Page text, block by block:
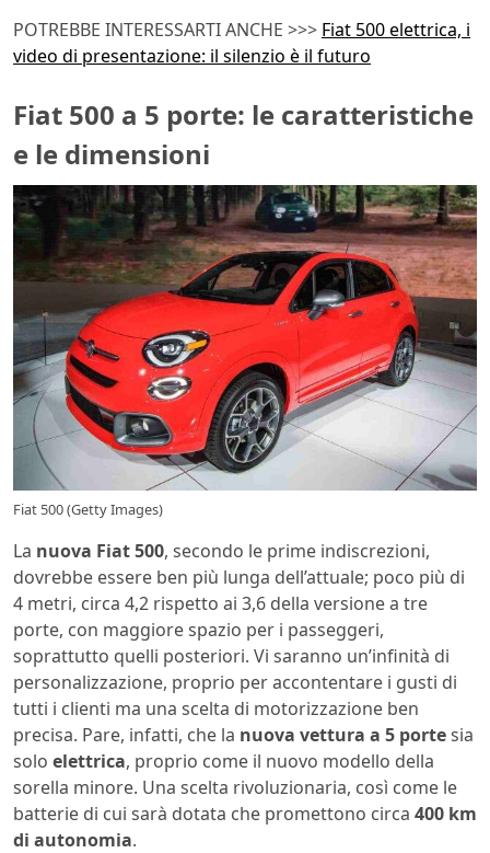
POTREBBE INTERESSARTI ANCHE >>> Fiat 500 elettrica, i
video di presentazione: il silenzio è il futuro
Fiat 500 a 5 porte: le caratteristiche
e le dimensioni
Fiat 500 (Getty Images)
La nuova Fiat 500, secondo le prime indiscrezioni,
dovrebbe essere ben più lunga dell’attuale; poco più di
4 metri, circa 4,2 rispetto ai 3,6 della versione a tre
porte, con maggiore spazio per i passeggeri,
soprattutto quelli posteriori. Vi saranno un’infinità di
personalizzazione, proprio per accontentare i gusti di
tutti i clienti ma una scelta di motorizzazione ben
precisa. Pare, infatti, che la nuova vettura a 5 portesia
solo elettrica, proprio come il nuovo modello della
sorella minore. Una scelta rivoluzionaria, così come le
batterie di cui sarà dotata che promettono circa 400 km
di autonomia.